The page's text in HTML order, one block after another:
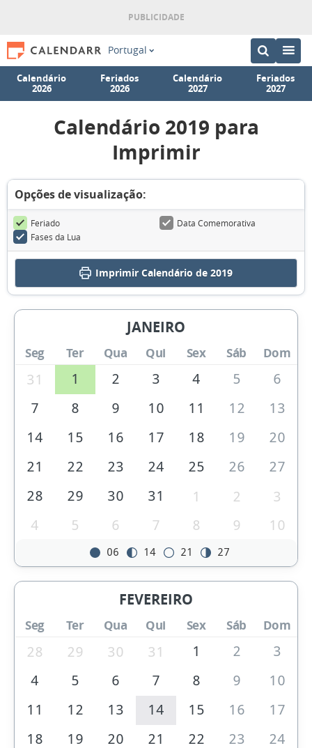
Portugal
Calendário
2026
Feriados
2026
Calendário
2027
Feriados
2027
Calendário 2019 para
Imprimir
Opções de visualização:
Feriado
Data Comemorativa
Fases da Lua
Imprimir Calendário de 2019
JANEIRO
Seg Ter Qua Qui Sex Sáb Dom
31 1 2 3 4 5
6
7
8 9 10 11 12
13
14
15 16 17 18 19
20
21
22 23 24 25 26
27
28
29 30 31 1 2
3
4
5 6 7 8 9 10
06 14 21 27
FEVEREIRO
Seg Ter Qua Qui Sex Sáb Dom
28 29 30 31 1 2
3
4
5 6 7 8 9
10
11
12 13 14 15 16
17
18
19 20 21 22 23
24